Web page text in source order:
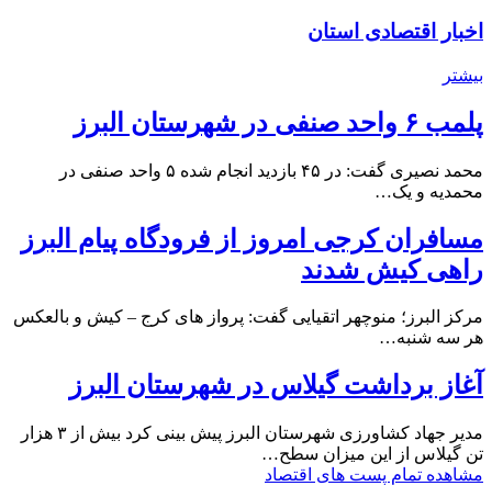
اخبار اقتصادی استان
بیشتر
پلمب ۶ واحد صنفی در شهرستان البرز
محمد نصیری گفت: در ۴۵ بازدید انجام شده ۵ واحد صنفی در
محمدیه و یک…
مسافران کرجی امروز از فرودگاه پیام البرز
راهی کیش شدند
مرکز البرز؛ منوچهر اتقیایی گفت: پرواز های کرج – کیش و بالعکس
هر سه شنبه…
آغاز برداشت گیلاس در شهرستان البرز
مدیر جهاد کشاورزی شهرستان البرز پیش بینی کرد بیش از ۳ هزار
تن گیلاس از این میزان سطح…
مشاهده تمام پست های اقتصاد